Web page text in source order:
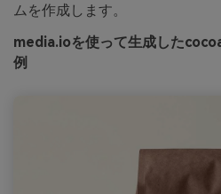
ムを作成します。
media.ioを使って生成した
例